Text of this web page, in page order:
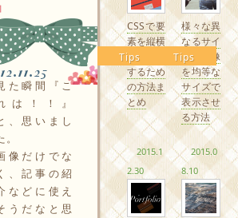
た瞬間『こ
は！！』
、思いまし
。
像だけでな
、記事の紹
などに使え
うだなと思
Tips
CSSで要
素を縦横
中央配置
するため
の方法ま
とめ
Tips
様々な異
なるサイ
ズの画像
を均等な
サイズで
表示させ
る方法
2015.1
2.30
2015.0
8.10